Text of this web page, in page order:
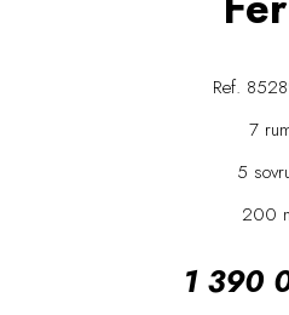
Ref.
7
5
200
1 390